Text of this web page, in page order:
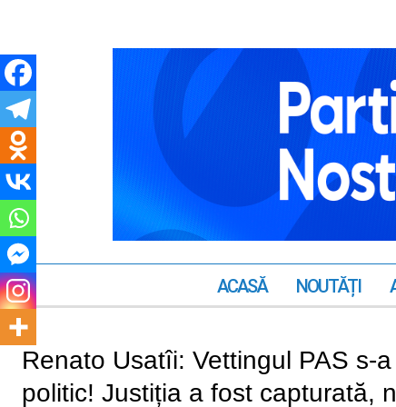
ACASĂ NOUTĂȚI
Renato Usatîi: Vettingul PAS s-
politic! Justiția a fost capturată,